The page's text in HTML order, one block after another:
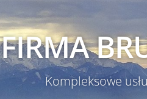
FIRMA
Kompleksowe